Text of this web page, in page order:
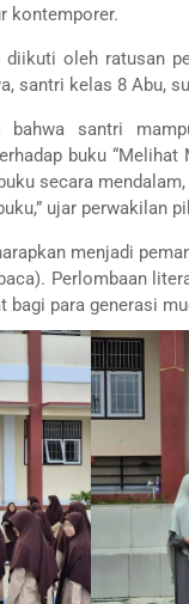
kontemporer.
diikuti oleh ratusan
santri kelas 8 Abu,
bahwa santri
buku
secara
ujar perwakilan
menjadi
Perlombaan
para generasi